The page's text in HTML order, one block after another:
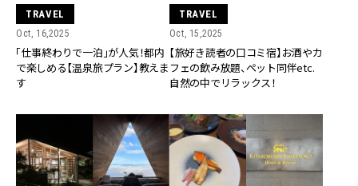
TRAVEL
Oct, 16,2025
「仕事終わりで一泊」が人気！都内
で楽しめる【温泉旅プラン】教えま
す
TRAVEL
Oct, 15,2025
【旅好き読者の口コミ宿】お酒やカ
フェの飲み放題、ペット同伴etc.
自然の中でリラックス！